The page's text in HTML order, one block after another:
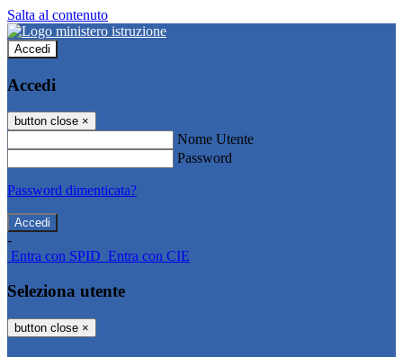
Salta al contenuto
Accedi
Accedi
button close ×
Nome Utente
Password
Password dimenticata?
-
Entra con SPID Entra con CIE
Seleziona utente
button close ×